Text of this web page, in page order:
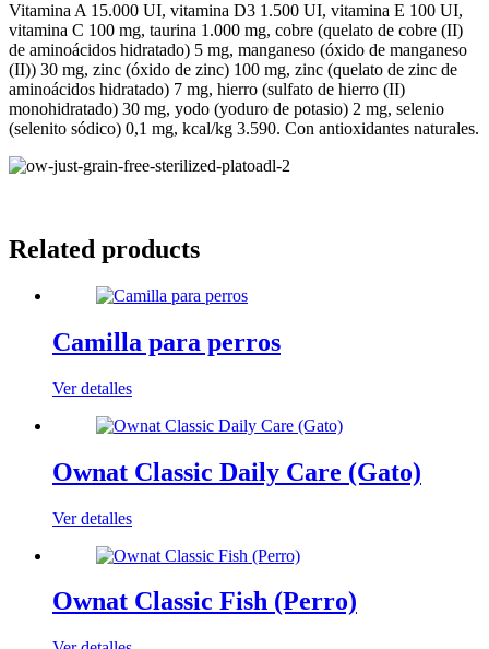
Vitamina A 15.000 UI, vitamina D3 1.500 UI, vitamina E 100 UI,
vitamina C 100 mg, taurina 1.000 mg, cobre (quelato de cobre (II)
de aminoácidos hidratado) 5 mg, manganeso (óxido de manganeso
(II)) 30 mg, zinc (óxido de zinc) 100 mg, zinc (quelato de zinc de
aminoácidos hidratado) 7 mg, hierro (sulfato de hierro (II)
monohidratado) 30 mg, yodo (yoduro de potasio) 2 mg, selenio
(selenito sódico) 0,1 mg, kcal/kg 3.590. Con antioxidantes naturales.
Related products
Camilla para perros
Ver detalles
Ownat Classic Daily Care (Gato)
Ver detalles
Ownat Classic Fish (Perro)